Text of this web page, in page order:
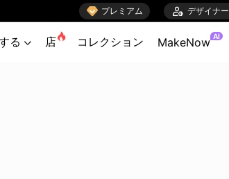
 プレミアム  デザイナー
る  店 コレクション MakeNow AI